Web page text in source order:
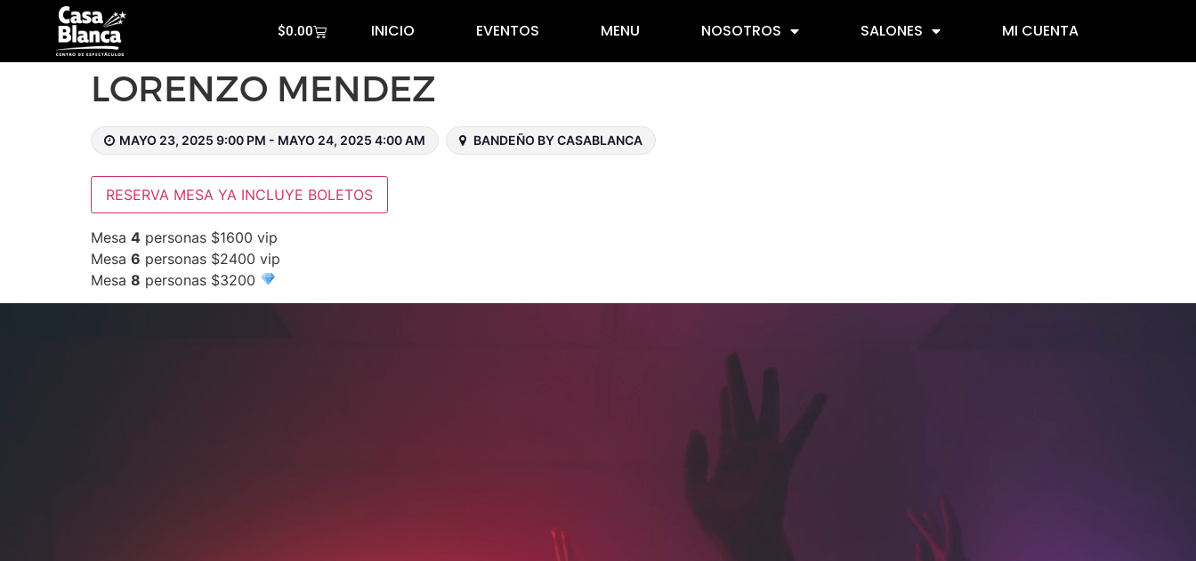
$0.00 INICIO EVENTOS MENU NOSOTROS SALONES MI CUENTA
LORENZO MENDEZ
MAYO 23, 2025 9:00 PM - MAYO 24, 2025 4:00 AM BANDEÑO BY CASABLANCA
RESERVA MESA YA INCLUYE BOLETOS
Mesa 4 personas $1600 vip
Mesa 6 personas $2400 vip
Mesa 8 personas $3200